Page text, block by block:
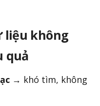
liệu không
quả
→ khó tìm, không